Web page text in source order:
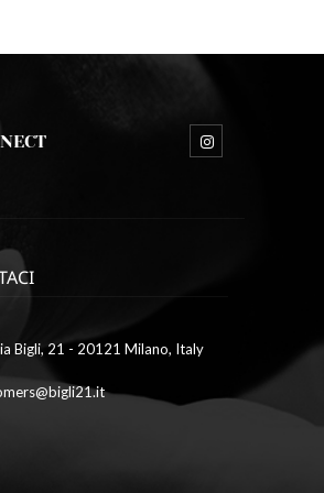
Bigli, 21 - 20121 Milano, Italy